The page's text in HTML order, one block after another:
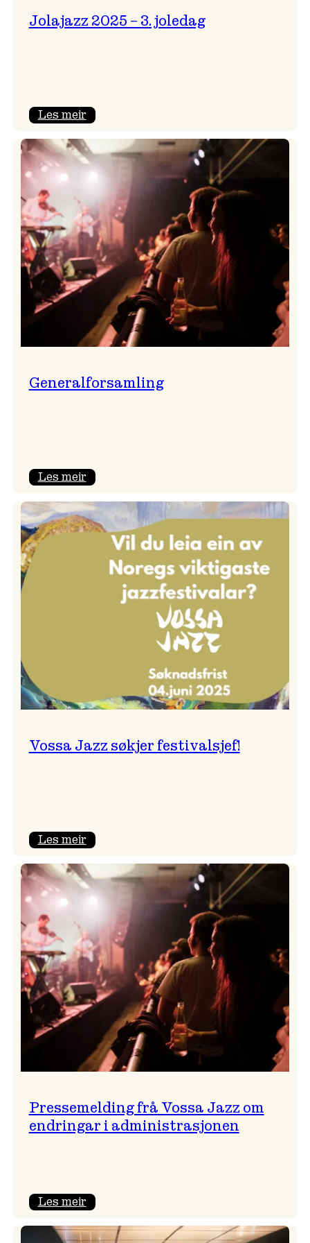
Jolajazz 2025 – 3. joledag
Les meir:
2025
–
joledag
Generalforsamling
Les meir:
Vossa Jazz søkjer festivalsjef!
Les meir:
Jazz
søkjer
Pressemelding frå Vossa Jazz om
endringar i administrasjonen
Les meir:
frå